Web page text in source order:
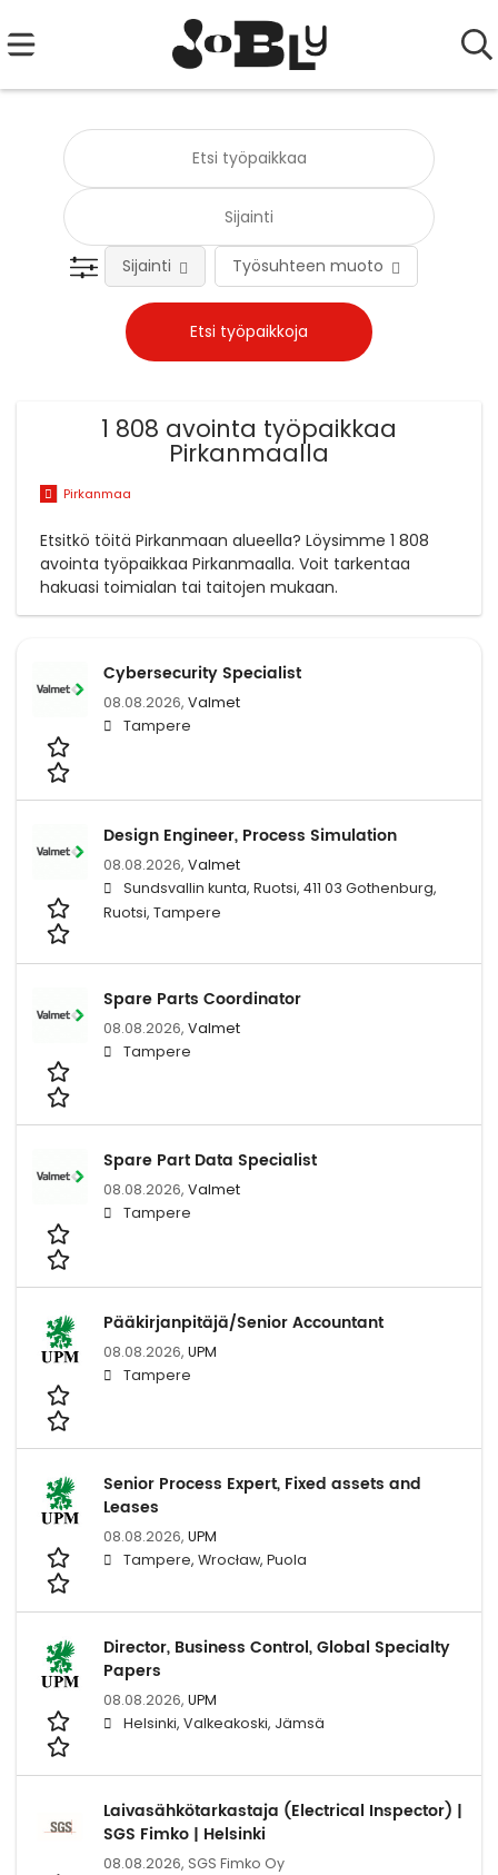
Työsuhteen muoto
Sijainti
1 808 avointa työpaikkaa
Pirkanmaalla
Pirkanmaa
Etsitkö töitä Pirkanmaan alueella? Löysimme 1 808
avointa työpaikkaa Pirkanmaalla. Voit tarkentaa
hakuasi toimialan tai taitojen mukaan.
Cybersecurity Specialist
08.08.2026, Valmet
Tampere
Design Engineer, Process Simulation
08.08.2026, Valmet
Sundsvallin kunta, Ruotsi, 411 03 Gothenburg,
Ruotsi, Tampere
Spare Parts Coordinator
08.08.2026, Valmet
Tampere
Spare Part Data Specialist
08.08.2026, Valmet
Tampere
Pääkirjanpitäjä/Senior Accountant
08.08.2026, UPM
Tampere
Senior Process Expert, Fixed assets and
Leases
08.08.2026, UPM
Tampere, Wrocław, Puola
Director, Business Control, Global Specialty
Papers
08.08.2026, UPM
Helsinki, Valkeakoski, Jämsä
Laivasähkötarkastaja (Electrical Inspector) |
SGS Fimko | Helsinki
08.08.2026, SGS Fimko Oy